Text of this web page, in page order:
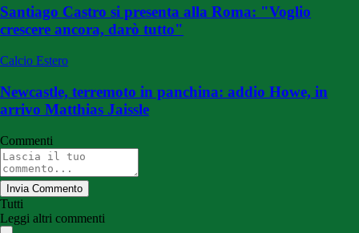
Santiago Castro si presenta alla Roma: "Voglio
crescere ancora, darò tutto"
Calcio Estero
Newcastle, terremoto in panchina: addio Howe, in
arrivo Matthias Jaissle
Commenti
Invia Commento
Tutti
Leggi altri commenti